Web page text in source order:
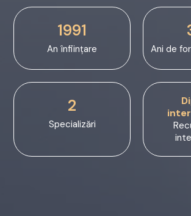
1991
An înființare Ani de
2
Specializări